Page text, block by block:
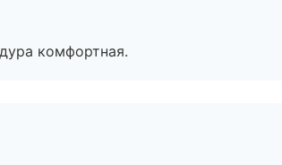
комфортная.